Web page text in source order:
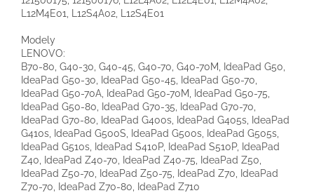
L12M4E01, L12S4A02, L12S4E01
Modely
LENOVO:
B70-80, G40-30, G40-45, G40-70, G40-70M, IdeaPad G50,
IdeaPad G50-30, IdeaPad G50-45, IdeaPad G50-70,
IdeaPad G50-70A, IdeaPad G50-70M, IdeaPad G50-75,
IdeaPad G50-80, IdeaPad G70-35, IdeaPad G70-70,
IdeaPad G70-80, IdeaPad G400s, IdeaPad G405s, IdeaPad
G410s, IdeaPad G500S, IdeaPad G500s, IdeaPad G505s,
IdeaPad G510s, IdeaPad S410P, IdeaPad S510P, IdeaPad
Z40, IdeaPad Z40-70, IdeaPad Z40-75, IdeaPad Z50,
IdeaPad Z50-70, IdeaPad Z50-75, IdeaPad Z70, IdeaPad
Z70-70, IdeaPad Z70-80, IdeaPad Z710